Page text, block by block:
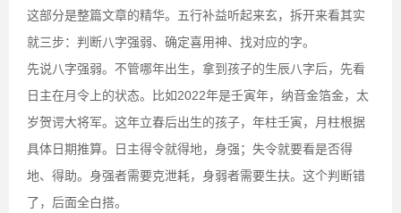
这部分是整篇文章的精华。五行补益听起来玄，拆开来看其实
就三步：判断八字强弱、确定喜用神、找对应的字。
先说八字强弱。不管哪年出生，拿到孩子的生辰八字后，先看
日主在月令上的状态。比如2022年是壬寅年，纳音金箔金，太
岁贺谔大将军。这年立春后出生的孩子，年柱壬寅，月柱根据
具体日期推算。日主得令就得地，身强；失令就要看是否得
地、得助。身强者需要克泄耗，身弱者需要生扶。这个判断错
了，后面全白搭。